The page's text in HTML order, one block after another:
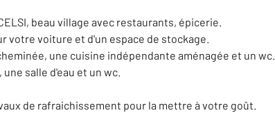
beau village avec restaurants, épicerie.
votre voiture et d'un espace de stockage.
une cuisine indépendante aménagée et un wc.
salle d'eau et un wc.
de rafraichissement pour la mettre à votre goût.